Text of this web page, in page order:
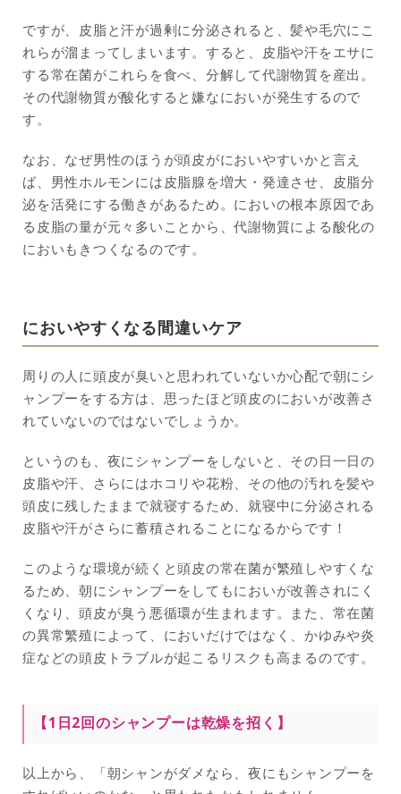
ですが、皮脂と汗が過剰に分泌されると、髪や毛穴にこ
れらが溜まってしまいます。すると、皮脂や汗をエサに
する常在菌がこれらを食べ、分解して代謝物質を産出。
その代謝物質が酸化すると嫌なにおいが発生するので
す。
なお、なぜ男性のほうが頭皮がにおいやすいかと言え
ば、男性ホルモンには皮脂腺を増大・発達させ、皮脂分
泌を活発にする働きがあるため。においの根本原因であ
る皮脂の量が元々多いことから、代謝物質による酸化の
においもきつくなるのです。
においやすくなる間違いケア
周りの人に頭皮が臭いと思われていないか心配で朝にシ
ャンプーをする方は、思ったほど頭皮のにおいが改善さ
れていないのではないでしょうか。
というのも、夜にシャンプーをしないと、その日一日の
皮脂や汗、さらにはホコリや花粉、その他の汚れを髪や
頭皮に残したままで就寝するため、就寝中に分泌される
皮脂や汗がさらに蓄積されることになるからです！
このような環境が続くと頭皮の常在菌が繁殖しやすくな
るため、朝にシャンプーをしてもにおいが改善されにく
くなり、頭皮が臭う悪循環が生まれます。また、常在菌
の異常繁殖によって、においだけではなく、かゆみや炎
症などの頭皮トラブルが起こるリスクも高まるのです。
【1日2回のシャンプーは乾燥を招く】
以上から、「朝シャンがダメなら、夜にもシャンプーを